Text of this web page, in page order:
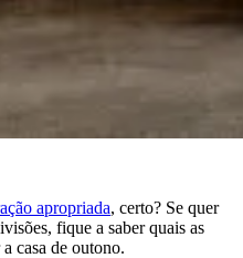
apropriada, certo? Se quer
fique a saber quais as
casa de outono.